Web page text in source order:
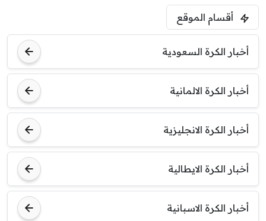
أقسام الموقع
أخبار الكرة السعودية
أخبار الكرة الالمانية
أخبار الكرة الانجليزية
أخبار الكرة الايطالية
أخبار الكرة الاسبانية